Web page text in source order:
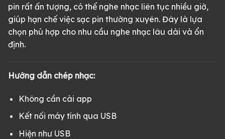
pin rất ấn tượng, có thể nghe nhạc liên tục nhiều giờ,
giúp hạn chế việc sạc pin thường xuyên. Đây là lựa
chọn phù hợp cho nhu cầu nghe nhạc lâu dài và ổn
định.
Hướng dẫn chép nhạc:
Không cần cài app
Kết nối máy tính qua USB
Hiện như USB